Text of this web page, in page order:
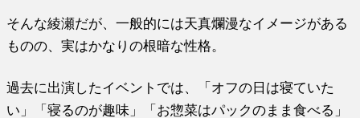
そんな綾瀬だが、一般的には天真爛漫なイメージがある
ものの、実はかなりの根暗な性格。
過去に出演したイベントでは、「オフの日は寝ていた
い」「寝るのが趣味」「お惣菜はパックのまま食べる」